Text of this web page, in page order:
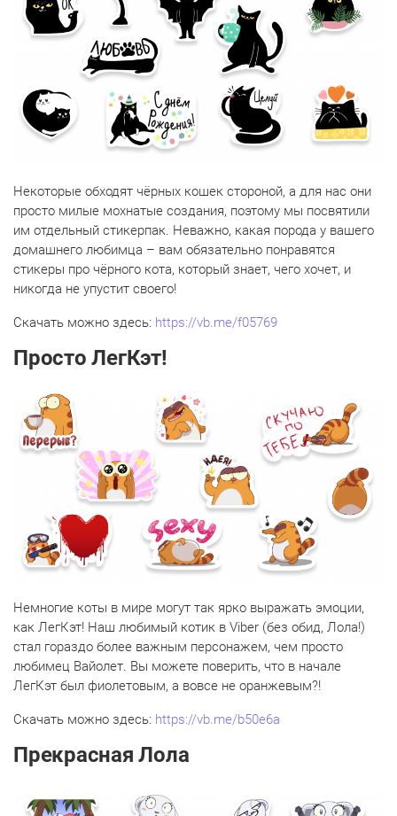
Некоторые обходят чёрных кошек стороной, а для нас они
просто милые мохнатые создания, поэтому мы посвятили
им отдельный стикерпак. Неважно, какая порода у вашего
домашнего любимца – вам обязательно понравятся
стикеры про чёрного кота, который знает, чего хочет, и
никогда не упустит своего!
Скачать можно здесь: https://vb.me/f05769
Просто ЛегКэт!
Немногие коты в мире могут так ярко выражать эмоции,
как ЛегКэт! Наш любимый котик в Viber (без обид, Лола!)
стал гораздо более важным персонажем, чем просто
любимец Вайолет. Вы можете поверить, что в начале
ЛегКэт был фиолетовым, а вовсе не оранжевым?!
Скачать можно здесь: https://vb.me/b50e6a
Прекрасная Лола